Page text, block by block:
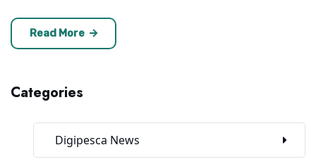
Read More
Categories
Digipesca News